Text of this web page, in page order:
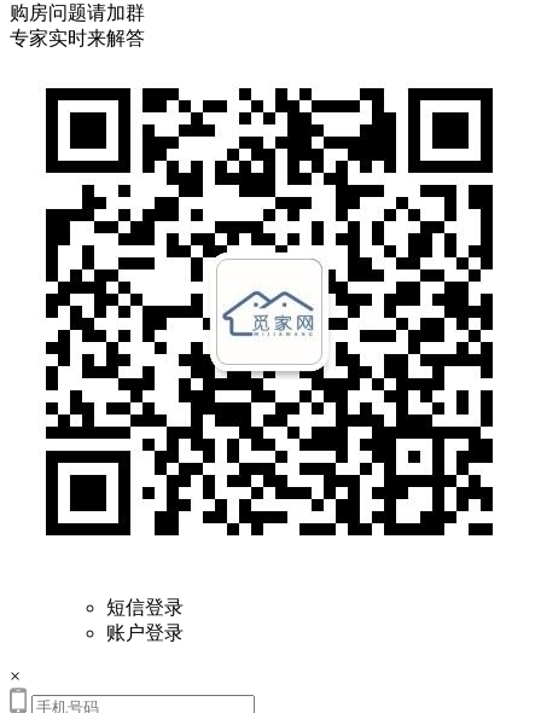
购房问题请加群
专家实时来解答
短信登录
账户登录
×